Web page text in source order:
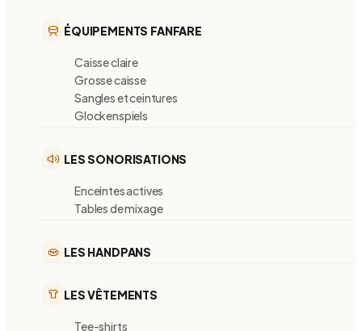
ÉQUIPEMENTS FANFARE
Caisse claire
Grosse caisse
Sangles et ceintures
Glockenspiels
LES SONORISATIONS
Enceintes actives
Tables de mixage
LES HANDPANS
LES VÊTEMENTS
Tee-shirts